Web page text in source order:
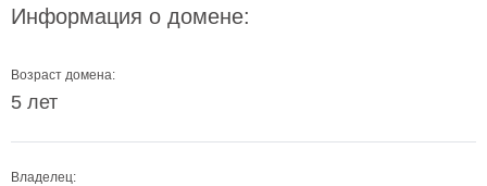
Информация о домене:
Возраст домена:
5 лет
Владелец: